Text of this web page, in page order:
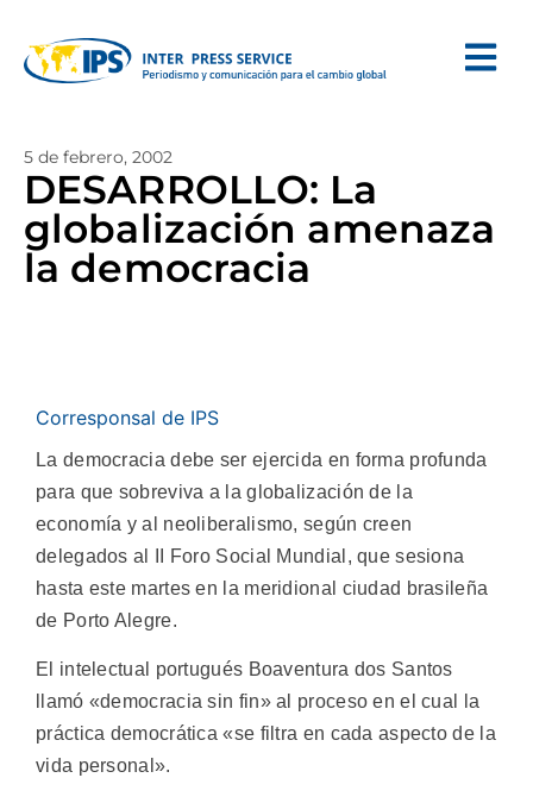
5 de febrero, 2002
DESARROLLO: La
globalización amenaza
la democracia
Corresponsal de IPS
La democracia debe ser ejercida en forma profunda
para que sobreviva a la globalización de la
economía y al neoliberalismo, según creen
delegados al II Foro Social Mundial, que sesiona
hasta este martes en la meridional ciudad brasileña
de Porto Alegre.
El intelectual portugués Boaventura dos Santos
llamó «democracia sin fin» al proceso en el cual la
práctica democrática «se filtra en cada aspecto de la
vida personal».